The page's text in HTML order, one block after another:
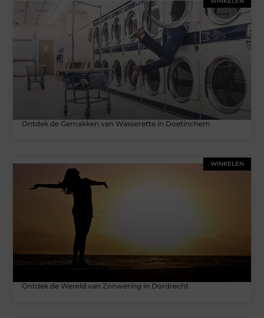
Ontdek de Gemakken van Wasserette in Doetinchem
WINKELEN
Ontdek de Wereld van Zonwering in Dordrecht